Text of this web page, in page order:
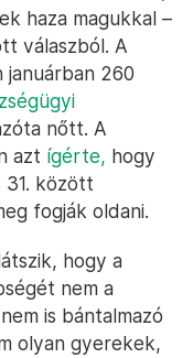
haza magukkal –
válaszból. A
260
nőtt. A
azt ígérte, hogy
31. között
fogják oldani.
hogy a
nem a
is bántalmazó
olyan gyerekek,